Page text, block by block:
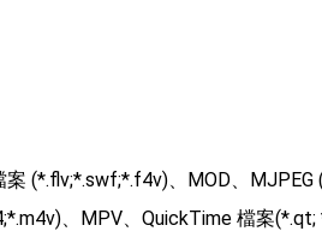
(*.flv;*.swf;*.f4v)、MOD、MJPEG
、MPV、QuickTime 檔案